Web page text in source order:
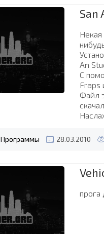
San
An
С
Fraps
Файл
Программы 28.03.2010
прога